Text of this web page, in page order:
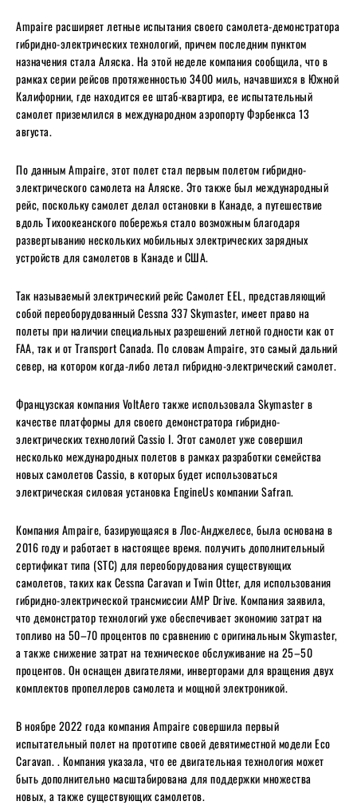
Ampaire расширяет летные испытания своего самолета-демонстратора
гибридно-электрических технологий, причем последним пунктом
назначения стала Аляска. На этой неделе компания сообщила, что в
рамках серии рейсов протяженностью 3400 миль, начавшихся в Южной
Калифорнии, где находится ее штаб-квартира, ее испытательный
самолет приземлился в международном аэропорту Фэрбенкса 13
августа.
По данным Ampaire, этот полет стал первым полетом гибридно-
электрического самолета на Аляске. Это также был международный
рейс, поскольку самолет делал остановки в Канаде, а путешествие
вдоль Тихоокеанского побережья стало возможным благодаря
развертыванию нескольких мобильных электрических зарядных
устройств для самолетов в Канаде и США.
Так называемый электрический рейс Самолет EEL, представляющий
собой переоборудованный Cessna 337 Skymaster, имеет право на
полеты при наличии специальных разрешений летной годности как от
FAA, так и от Transport Canada. По словам Ampaire, это самый дальний
север, на котором когда-либо летал гибридно-электрический самолет.
Французская компания VoltAero также использовала Skymaster в
качестве платформы для своего демонстратора гибридно-
электрических технологий Cassio I. Этот самолет уже совершил
несколько международных полетов в рамках разработки семейства
новых самолетов Cassio, в которых будет использоваться
электрическая силовая установка EngineUs компании Safran.
Компания Ampaire, базирующаяся в Лос-Анджелесе, была основана в
2016 году и работает в настоящее время. получить дополнительный
сертификат типа (STC) для переоборудования существующих
самолетов, таких как Cessna Caravan и Twin Otter, для использования
гибридно-электрической трансмиссии AMP Drive. Компания заявила,
что демонстратор технологий уже обеспечивает экономию затрат на
топливо на 50–70 процентов по сравнению с оригинальным Skymaster,
а также снижение затрат на техническое обслуживание на 25–50
процентов. Он оснащен двигателями, инверторами для вращения двух
комплектов пропеллеров самолета и мощной электроникой.
В ноябре 2022 года компания Ampaire совершила первый
испытательный полет на прототипе своей девятиместной модели Eco
Caravan. . Компания указала, что ее двигательная технология может
быть дополнительно масштабирована для поддержки множества
новых, а также существующих самолетов.